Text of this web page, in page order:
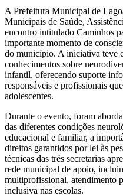
A Prefeitura Municipal de
Municipais de Saúde,
encontro intitulado Caminhos
importante momento de
do município. A iniciativa teve
conhecimentos sobre
infantil, oferecendo suporte
responsáveis e profissionais
adolescentes.
Durante o evento, foram
das diferentes condições
educacional e familiar, a
direitos garantidos por lei às
técnicas das três secretarias
rede municipal de apoio,
multiprofissional, atendimento
inclusiva nas escolas.